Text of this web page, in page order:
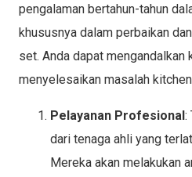
pengalaman bertahun-tahun
khususnya dalam perbaikan
set. Anda dapat mengandalkan
menyelesaikan masalah
Pelayanan Profesional:
dari tenaga ahli yang
Mereka akan melakukan